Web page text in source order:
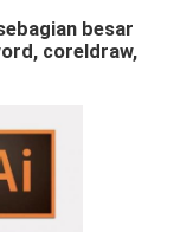
besar
coreldraw,